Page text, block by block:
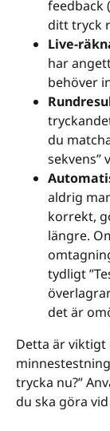
feedback
ditt tryck
Live-
har
behöver
du
sekvens”
aldrig
korrekt,
längre.
tydligt
det är
Detta är
trycka nu?”
du ska göra